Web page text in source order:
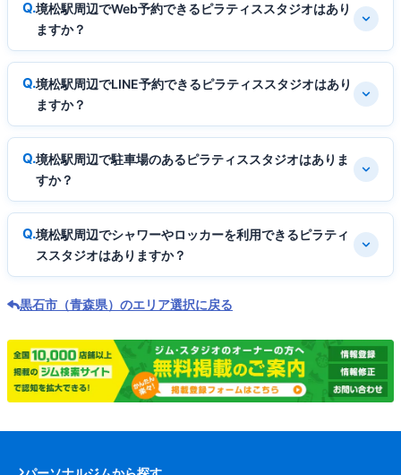
境松駅周辺でWeb予約できるピラティススタジオはあり
ますか？
境松駅周辺でLINE予約できるピラティススタジオはあり
ますか？
境松駅周辺で駐車場のあるピラティススタジオはありま
すか？
境松駅周辺でシャワーやロッカーを利用できるピラティ
ススタジオはありますか？
黒石市（青森県）のエリア選択に戻る